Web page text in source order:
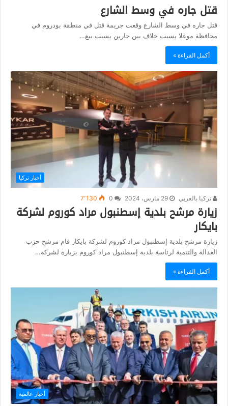
قتل جاره في وسط الشارع
قتل جاره في وسط الشارع وقعت جريمة قتل في منطقة بودروم في
محافظة موغلا بسبب خلاف بين جارين بسبب بيع…
أكمل القراءة »
أخبار تركيا
تركيا بالعربي 29 مارس، 2024 7٬130
زيارة مرشح بلدية إسطنبول مراد كوروم لشركة
بايكار
زيارة مرشح بلدية إسطنبول مراد كوروم لشركة بايكار قام مرشح حزب
العدالة والتنمية لرئاسة بلدية إسطنبول مراد كوروم بزيارة لشركة…
أكمل القراءة »
أخبار عالمية